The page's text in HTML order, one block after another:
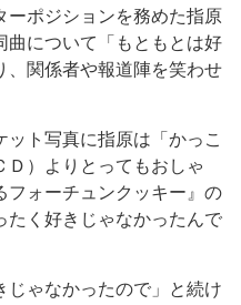
ーポジションを務めた指原
曲について「もともとは好
、関係者や報道陣を笑わせ
ト写真に指原は「かっこ
Ｄ）よりとってもおしゃ
フォーチュンクッキー』の
たく好きじゃなかったんで
ゃなかったので」と続け